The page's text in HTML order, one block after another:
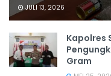
JULI 13, 2026
Kapolres
Gram